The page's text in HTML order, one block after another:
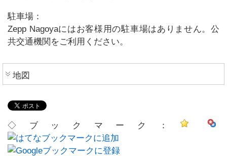
駐車場：
Zepp Nagoyaにはお客様用の駐車場はありません。公
共交通機関をご利用ください。
地図
◇ブックマーク：